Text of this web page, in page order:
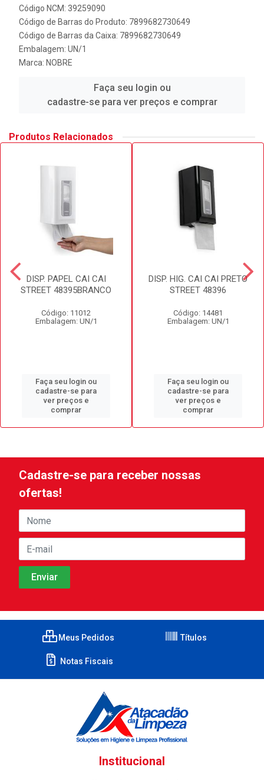
Código NCM: 39259090
Código de Barras do Produto: 7899682730649
Código de Barras da Caixa: 7899682730649
Embalagem: UN/1
Marca: NOBRE
Faça seu login ou
cadastre-se para ver preços e comprar
Produtos Relacionados
DISP. PAPEL CAI CAI
STREET 48395BRANCO
Código: 11012
Embalagem: UN/1
Faça seu login ou
cadastre-se para
ver preços e
comprar
DISP. HIG. CAI CAI PRETO
STREET 48396
Código: 14481
Embalagem: UN/1
Faça seu login ou
cadastre-se para
ver preços e
comprar
Cadastre-se para receber nossas
ofertas!
Meus Pedidos Títulos
Notas Fiscais
Institucional